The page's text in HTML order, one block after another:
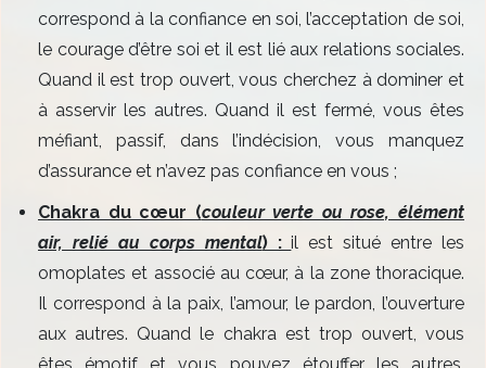
correspond à la confiance en soi, l’acceptation de soi,
le courage d’être soi et il est lié aux relations sociales.
Quand il est trop ouvert, vous cherchez à dominer et
à asservir les autres. Quand il est fermé, vous êtes
méfiant, passif, dans l’indécision, vous manquez
d’assurance et n’avez pas confiance en vous ;
Chakra du cœur (couleur verte ou rose, élément
air, relié au corps mental) :il est situé entre les
omoplates et associé au cœur, à la zone thoracique.
Il correspond à la paix, l’amour, le pardon, l’ouverture
aux autres. Quand le chakra est trop ouvert, vous